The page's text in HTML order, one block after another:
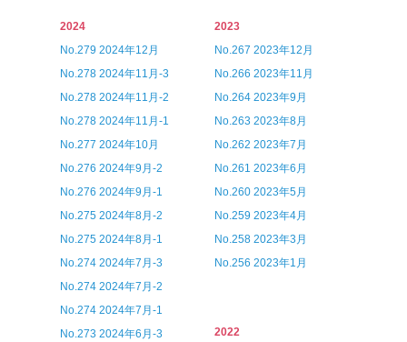
2024
No.279 2024年12月
No.278 2024年11月-3
No.278 2024年11月-2
No.278 2024年11月-1
No.277 2024年10月
No.276 2024年9月-2
No.276 2024年9月-1
No.275 2024年8月-2
No.275 2024年8月-1
No.274 2024年7月-3
No.274 2024年7月-2
No.274 2024年7月-1
No.273 2024年6月-3
2023
No.267 2023年12月
No.266 2023年11月
No.264 2023年9月
No.263 2023年8月
No.262 2023年7月
No.261 2023年6月
No.260 2023年5月
No.259 2023年4月
No.258 2023年3月
No.256 2023年1月
2022